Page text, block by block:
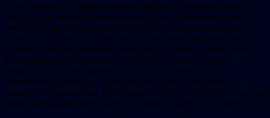
Lina Gudelytė yra pirmosios grupės gerbėja. Nekęsdama visa
širdimi tokio pasaulio, komentuodama buvau maksimaliai grubi ir
net peržengiau sveiko proto ribas [nors tai ir ne pasiteisinimas,
sunku, kai atiduoti visą širdį, bet už tai esi nuolat apspjaudoma]: „
Priešingai, nei jūs, aš kvailių nemėgstu“. Diskusija aštrėjo, man
buvo pasakyta, kad patinku,
„tik nereikia tokiu zemo lygio
diskusiju…. Tai Jums garbes nedaro… man patinka jusu
intelektualios blevyzgos… jusu izvalgos… bet snekos lieka
snekom…“ Išgirdau, kad „ kai zmogui visi kvaili arba durni… tai gal
reiktu paieskot problemu savyje… o man visi geri… ir jus gera“.